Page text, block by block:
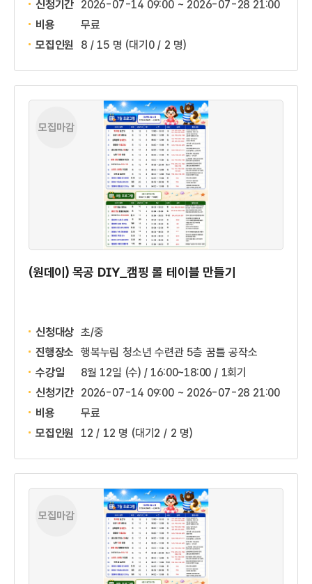
신청기간 2026-07-14 09:00 ~ 2026-07-28 21:00
비용
무료
모집인원
8 / 15 명 (대기0 / 2 명)
모집마감
(원데이) 목공 DIY_캠핑 롤 테이블 만들기
신청대상 초/중
진행장소 행복누림 청소년 수련관 5층 꿈틀 공작소
수강일
8월 12일 (수) / 16:00~18:00 / 1회기
신청기간 2026-07-14 09:00 ~ 2026-07-28 21:00
비용
무료
모집인원
12 / 12 명 (대기2 / 2 명)
모집마감